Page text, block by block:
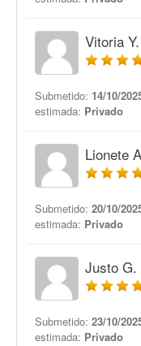
Vitoria Y.
Submetido: 14/10/
estimada: Privado
Lionete
Submetido: 20/10/
estimada: Privado
Justo G.
Submetido: 23/10/
estimada: Privado